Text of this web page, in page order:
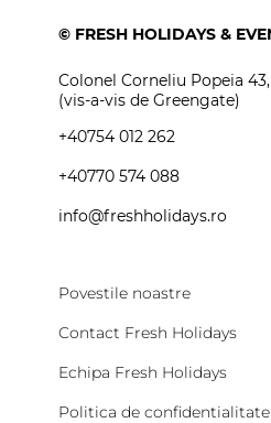
© FRESH HOLIDAYS &
Colonel Corneliu Popeia
(vis-a-vis de Greengate)
+40754 012 262
+40770 574 088
info@freshholidays.ro
Povestile noastre
Contact Fresh Holidays
Echipa Fresh Holidays
Politica de confidentialitate